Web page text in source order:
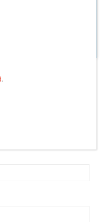
de las novedades y
.